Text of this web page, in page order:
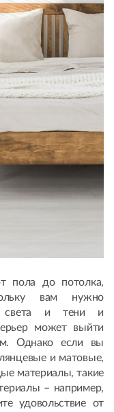
пола до потолка,
вам нужно
света и тени и
может выйти
Однако если вы
и матовые,
материалы, такие
– например,
удовольствие от